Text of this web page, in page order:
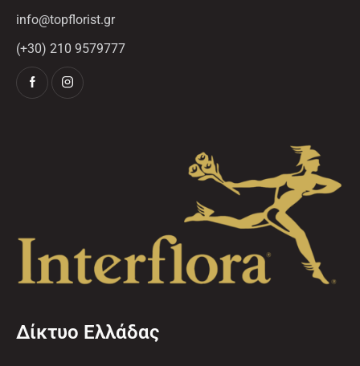
info@topflorist.gr
(+30) 210 9579777
Δίκτυο Ελλάδας